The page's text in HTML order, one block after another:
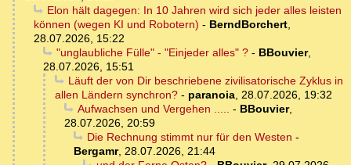
Elon hält dagegen: In 10 Jahren wird sich jeder alles leisten
können (wegen KI und Robotern) - BerndBorchert,
28.07.2026, 15:22
"unglaubliche Fülle" - "Einjeder alles" ?- BBouvier,
28.07.2026, 15:51
Läuft der von Dir beschriebene zivilisatorische Zyklus in
allen Ländern synchron? - paranoia, 28.07.2026, 19:32
Aufwachsen und Vergehen ..... - BBouvier,
28.07.2026, 20:59
Die Rechnung stimmt nur für den Westen -
Bergamr, 28.07.2026, 21:44